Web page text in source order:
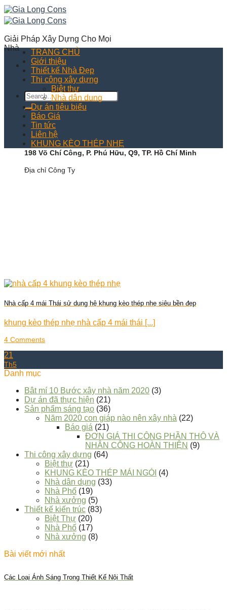
Skip
to
content
Giải Pháp Xây Dựng Cho Mọi
Nhà
198 Võ Chí Công, P. Phú Hữu, Q9, TP. Hồ Chí Minh
Địa chỉ Công Ty
TRANG CHỦ
Giới thiệu
Thiết kế Nhà Đẹp
Thi công xây dựng
Biệt thự
Nhà dân dụng
Dự án tiêu biểu
Báo Giá
Tin tức
Liên hệ
KHUNG KÈO THÉP NHẸ
Nhà cấp 4 mái Thái sử dụng hệ khung kèo thép nhẹ siêu bền đẹp
khung kèo thép nhẹ nhà cấp 4 mái thái [...]
4 Comments
21
Th5
Danh mục
Bât mí 10 Bước xây nhà năm 2020 (3)
Dự án đã thực hiện (21)
Sản phẩm sáng tạo (36)
Năm 2020 con giáp nào nên xây nhà (22)
Báo giá (21)
ĐƠN GIÁ THI CÔNG PHẦN THÔ VÀ
NHÂN CÔNG HOÀN THIỆN (9)
Thi công xây dựng (64)
Biệt thự (21)
KHUNG KÈO THÉP MÁI NGÓI (4)
Nhà dân dụng (33)
Nhà Phố (19)
Nhà xưởng (5)
Thiết kế kiến trúc (83)
Biệt Thự (20)
Nhà Phố (17)
Nhà xưởng (8)
Bài viết mới nhất
Các Loại Ánh Sáng Trong Thiết Kế Nội Thất